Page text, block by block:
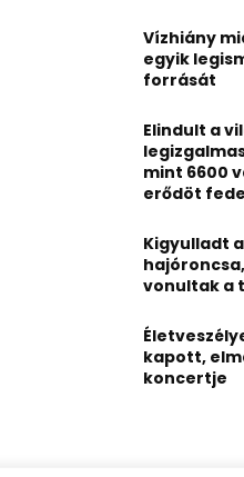
Vízhiány
egyik
forrását
Elindult a
mint 6600
erődöt
Kigyulladt
vonultak a
kapott,
koncertje